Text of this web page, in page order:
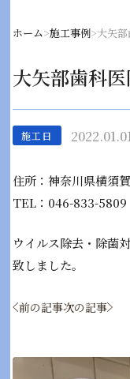
メ
ホーム>施工事例>大矢
大矢部歯科
施工日
住所：神奈川県横須
TEL：046-833-5809
ウイルス除去・除菌
致しました。
前の記事次の記事